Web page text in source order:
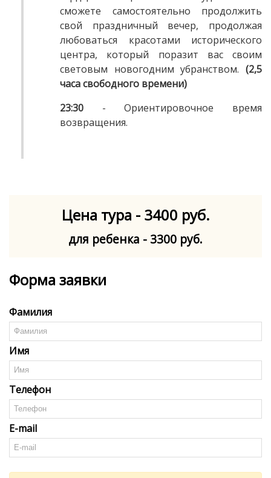
сможете самостоятельно продолжить
свой праздничный вечер, продолжая
любоваться красотами исторического
центра, который поразит вас своим
световым новогодним убранством. (2,5
часа свободного времени)
23:30 - Ориентировочное время
возвращения.
Цена тура - 3400 руб.
для ребенка - 3300 руб.
Форма заявки
Фамилия
Имя
Телефон
E-mail